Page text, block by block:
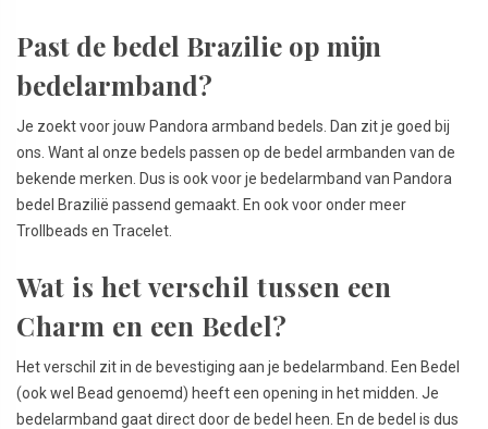
Past de bedel Brazilie op mijn
bedelarmband?
Je zoekt voor jouw Pandora armband bedels. Dan zit je goed bij
ons. Want al onze bedels passen op de bedel armbanden van de
bekende merken. Dus is ook voor je bedelarmband van Pandora
bedel Brazilië passend gemaakt. En ook voor onder meer
Trollbeads en Tracelet.
Wat is het verschil tussen een
Charm en een Bedel?
Het verschil zit in de bevestiging aan je bedelarmband. Een Bedel
(ook wel Bead genoemd) heeft een opening in het midden. Je
bedelarmband gaat direct door de bedel heen. En de bedel is dus